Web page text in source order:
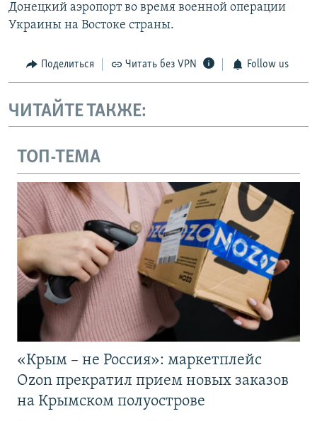
Донецкий аэропорт во время военной операции
Украины на Востоке страны.
Поделиться Читать без VPN Follow us
ЧИТАЙТЕ ТАКЖЕ:
ТОП-ТЕМА
«Крым – не Россия»: маркетплейс
Ozon прекратил прием новых заказов
на Крымском полуострове